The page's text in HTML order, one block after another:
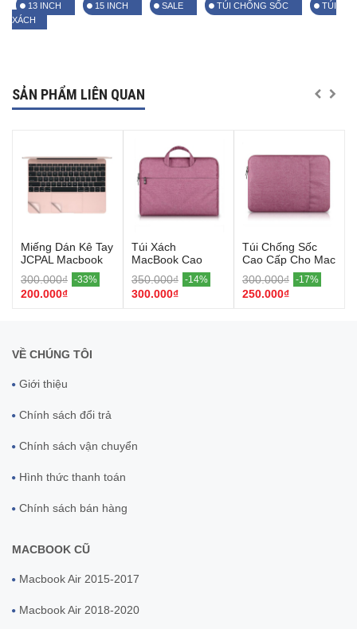
13 INCH 15 INCH SALE TÚI CHỐNG SỐC
TÚI
XÁCH
SẢN PHẨM LIÊN QUAN
Miếng Dán Kê Tay
JCPAL Macbook
12 ( Rose Gold)
300.000₫ -33%
200.000₫
Túi Xách
MacBook Cao
Cấp (Hồng)
350.000₫ -14%
300.000₫
Túi Chống Sốc
Cao Cấp Cho Mac
300.000₫ -17%
250.000₫
VỀ CHÚNG TÔI
Giới thiệu
Chính sách đổi trả
Chính sách vận chuyển
Hình thức thanh toán
Chính sách bán hàng
MACBOOK CŨ
Macbook Air 2015-2017
Macbook Air 2018-2020